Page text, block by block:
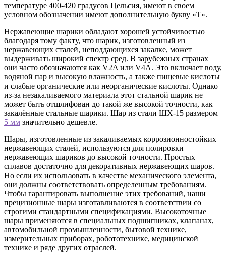
температуре 400-420 градусов Цельсия, имеют в своем
условном обозначении имеют дополнительную букву «Т».
Нержавеющие шарики обладают хорошей устойчивостью
благодаря тому факту, что шарик, изготовленный из
нержавеющих сталей, неподдающихся закалке, может
выдерживать широкий спектр сред. В зарубежных странах
они часто обозначаются как V2A или V4A. Это включает воду,
водяной пар и высокую влажность, а также пищевые кислоты
и слабые органические или неорганические кислоты. Однако
из-за незакаливаемого материала этот стальной шарик не
может быть отшлифован до такой же высокой точности, как
закалённые стальные шарики. Шар из стали ШХ-15 размером
5 мм значительно дешевле.
Шары, изготовленные из закаливаемых коррозионностойких
нержавеющих сталей, используются для полировки
нержавеющих шариков до высокой точности. Простых
сплавов достаточно для декоративных нержавеющих шаров.
Но если их использовать в качестве механического элемента,
они должны соответствовать определенным требованиям.
Чтобы гарантировать выполнение этих требований, наши
прецизионные шары изготавливаются в соответствии со
строгими стандартными спецификациями. Высокоточные
шары применяются в специальных подшипниках, клапанах,
автомобильной промышленности, бытовой технике,
измерительных приборах, робототехнике, медицинской
технике и ряде других отраслей.